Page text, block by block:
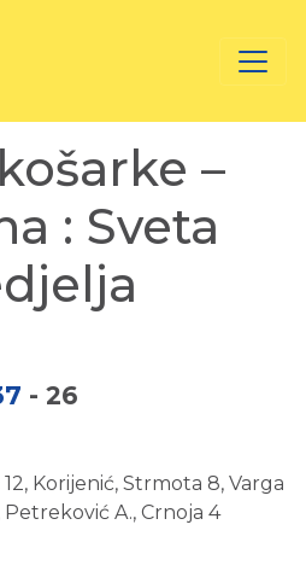
–
: Sveta
- 26
Korijenić, Strmota 8, Varga
A., Crnoja 4